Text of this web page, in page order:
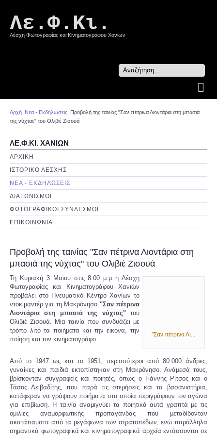
Λε.Φ.Κι.
Λέσχη Φωτογραφίας και Κινηματογράφου Χανίων
Search
...
Αρχή Νεα - Εκδηλωσεις Προβολή της ταινίας "Σαν πέτρινα Λιοντάρια στη μπασιά
της νύχτας" του Ολιβιέ Ζισουά
ΛΕ.Φ.ΚΙ. ΧΑΝΙΩΝ
ΑΡΧΙΚΗ
ΙΣΤΟΡΙΚΟ ΛΕΣΧΗΣ
ΝΕΑ - ΕΚΔΗΛΩΣΕΙΣ
ΔΙΑΓΩΝΙΣΜΟΙ
ΦΩΤΟΓΡΑΦΙΚΟΙ ΣΥΝΔΕΣΜΟΙ
ΕΠΙΚΟΙΝΩΝΙΑ
Προβολή της ταινίας "Σαν πέτρινα Λιοντάρια στη
μπασιά της νύχτας" του Ολιβιέ Ζισουά
"Σαν πέτρινα Λι...
Τη Κυριακή 3 Μαϊου στις 8.00 μ.μ η Λέσχη
Φωτογραφίας και Κινηματογράφου Χανιών
προβάλει στο Πνευματικό Κέντρο Χανίων το
ντοκιμαντέρ για τη Μακρόνησο "Σαν πέτρινα
Λιοντάρια στη μπασιά της νύχτας" του
Ολιβιέ Ζισουά. Μια ταινία που συνδυάζει με
τρόπο λιτό τα ποιήματα και την εικόνα, την
ποίηση και τον κινηματογράφο.
Από το 1947 ως και το 1951, περισσότεροι από 80.000 άνδρες,
γυναίκες και παιδιά εκτοπίστηκαν στη Μακρόνησο. Ανάμεσά τους,
βρίσκονταν συγγραφείς και ποιητές, όπως ο Γιάννης Ρίτσος και ο
Τάσος Λειβαδίτης, που παρά τις στερήσεις και τα βασανιστήρια,
κατάφεραν να γράψουν ποιήματα στα οποία περιγράφουν τον αγώνα
για επιβίωση. Η ταινία αναμιγνύει τα ποιητικά αυτά γραπτά με τις
ομιλίες αναμορφωτικής προπαγάνδας που μεταδίδονταν
ακατάπαυστα από τα μεγάφωνα των στρατοπέδων, ενώ παράλληλα
σημαντικά φωτογραφικά και κινηματογραφικά αρχεία εντάσσονται σε